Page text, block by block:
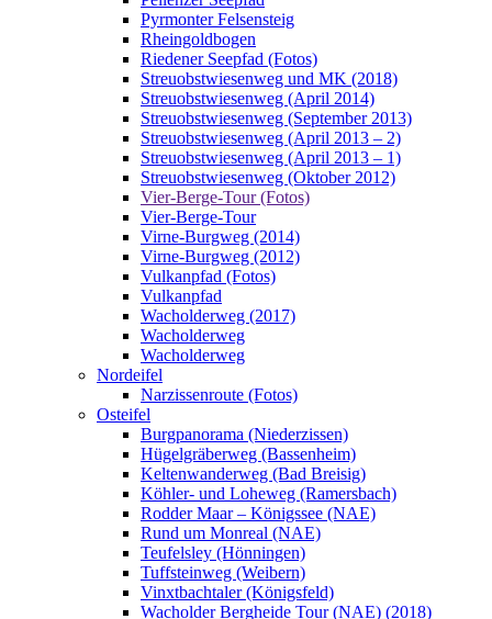
Pyrmonter Felsensteig
Rheingoldbogen
Riedener Seepfad (Fotos)
Streuobstwiesenweg und MK (2018)
Streuobstwiesenweg (April 2014)
Streuobstwiesenweg (September 2013)
Streuobstwiesenweg (April 2013 – 2)
Streuobstwiesenweg (April 2013 – 1)
Streuobstwiesenweg (Oktober 2012)
Vier-Berge-Tour (Fotos)
Vier-Berge-Tour
Virne-Burgweg (2014)
Virne-Burgweg (2012)
Vulkanpfad (Fotos)
Vulkanpfad
Wacholderweg (2017)
Wacholderweg
Wacholderweg
Nordeifel
Narzissenroute (Fotos)
Osteifel
Burgpanorama (Niederzissen)
Hügelgräberweg (Bassenheim)
Keltenwanderweg (Bad Breisig)
Köhler- und Loheweg (Ramersbach)
Rodder Maar – Königssee (NAE)
Rund um Monreal (NAE)
Teufelsley (Hönningen)
Tuffsteinweg (Weibern)
Vinxtbachtaler (Königsfeld)
Wacholder Bergheide Tour (NAE) (2018)